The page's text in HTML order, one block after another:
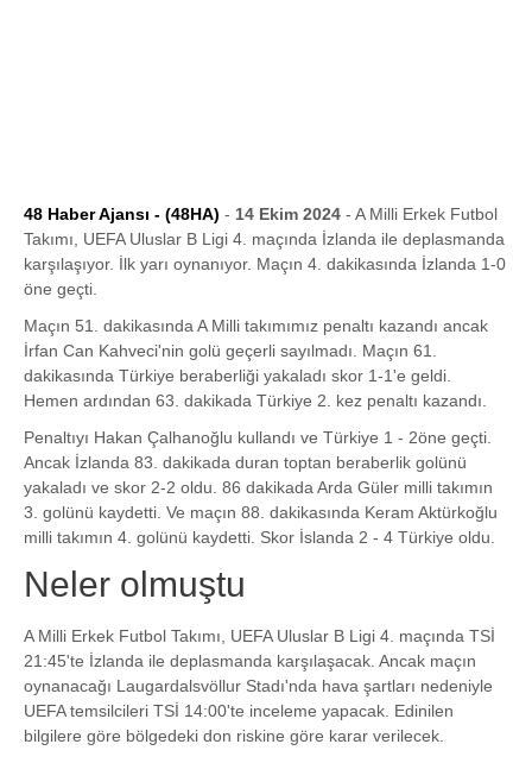
48 Haber Ajansı - (48HA) - 14 Ekim 2024 - A Milli Erkek Futbol
Takımı, UEFA Uluslar B Ligi 4. maçında İzlanda ile deplasmanda
karşılaşıyor. İlk yarı oynanıyor. Maçın 4. dakikasında İzlanda 1-0
öne geçti.
Maçın 51. dakikasında A Milli takımımız penaltı kazandı ancak
İrfan Can Kahveci'nin golü geçerli sayılmadı. Maçın 61.
dakikasında Türkiye beraberliği yakaladı skor 1-1'e geldi.
Hemen ardından 63. dakikada Türkiye 2. kez penaltı kazandı.
Penaltıyı Hakan Çalhanoğlu kullandı ve Türkiye 1 - 2öne geçti.
Ancak İzlanda 83. dakikada duran toptan beraberlik golünü
yakaladı ve skor 2-2 oldu. 86 dakikada Arda Güler milli takımın
3. golünü kaydetti. Ve maçın 88. dakikasında Keram Aktürkoğlu
milli takımın 4. golünü kaydetti. Skor İslanda 2 - 4 Türkiye oldu.
Neler olmuştu
A Milli Erkek Futbol Takımı, UEFA Uluslar B Ligi 4. maçında TSİ
21:45'te İzlanda ile deplasmanda karşılaşacak. Ancak maçın
oynanacağı Laugardalsvöllur Stadı'nda hava şartları nedeniyle
UEFA temsilcileri TSİ 14:00'te inceleme yapacak. Edinilen
bilgilere göre bölgedeki don riskine göre karar verilecek.